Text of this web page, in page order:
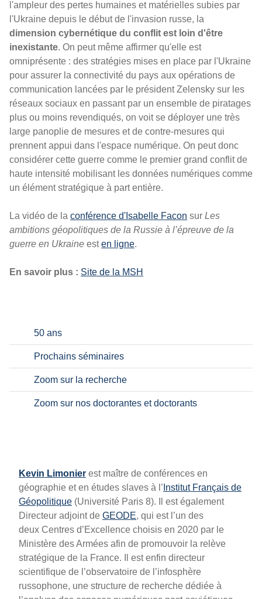
l'ampleur des pertes humaines et matérielles subies par
l'Ukraine depuis le début de l'invasion russe, la
dimension cybernétique du conflit est loin d'être
inexistante. On peut même affirmer qu'elle est
omniprésente : des stratégies mises en place par l'Ukraine
pour assurer la connectivité du pays aux opérations de
communication lancées par le président Zelensky sur les
réseaux sociaux en passant par un ensemble de piratages
plus ou moins revendiqués, on voit se déployer une très
large panoplie de mesures et de contre-mesures qui
prennent appui dans l'espace numérique. On peut donc
considérer cette guerre comme le premier grand conflit de
haute intensité mobilisant les données numériques comme
un élément stratégique à part entière.
La vidéo de la conférence d'Isabelle Facon sur Les
ambitions géopolitiques de la Russie à l’épreuve de la
guerre en Ukraine esten ligne.
En savoir plus : Site de la MSH
50 ans
Prochains séminaires
Zoom sur la recherche
Zoom sur nos doctorantes et doctorants
Kevin Limonier est maître de conférences en
géographie et en études slaves à l’ Institut Français de
Géopolitique (Université Paris 8). Il est également
Directeur adjoint de GEODE, qui est l’un des
deux Centres d’Excellence choisis en 2020 par le
Ministère des Armées afin de promouvoir la relève
stratégique de la France. Il est enfin directeur
scientifique de l’observatoire de l’infosphère
russophone, une structure de recherche dédiée à